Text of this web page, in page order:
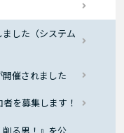
した（システム
開催されました
を募集します！
削る男！』を公